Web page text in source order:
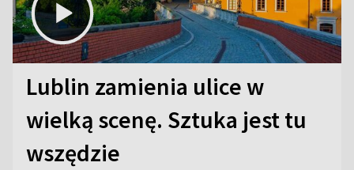
Lublin zamienia ulice w
wielką scenę. Sztuka jest tu
wszędzie